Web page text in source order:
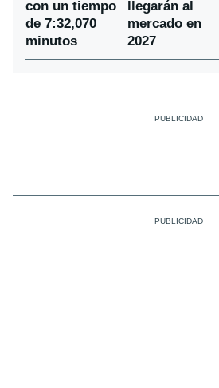
con un tiempo
de 7:32,070
minutos
llegarán al
mercado en
2027